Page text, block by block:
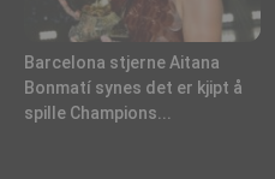
Barcelona stjerne Aitana
Bonmatí synes det er kjipt å
spille Champions...